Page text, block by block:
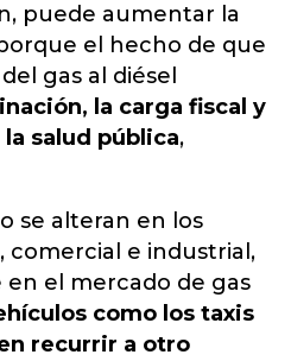
puede aumentar la
el hecho de que
gas al diésel
la carga fiscal y
salud pública,
se alteran en los
comercial e industrial,
el mercado de gas
como los taxis
recurrir a otro